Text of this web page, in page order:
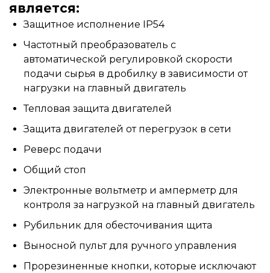
является:
Защитное исполнение IP54
Частотный преобразователь с
автоматической регулировкой скорости
подачи сырья в дробилку в зависимости от
нагрузки на главный двигатель
Тепловая защита двигателей
Защита двигателей от перегрузок в сети
Реверс подачи
Общий стоп
Электронные вольтметр и амперметр для
контроля за нагрузкой на главный двигатель
Рубильник для обесточивания щита
Выносной пульт для ручного управления
Прорезиненные кнопки, которые исключают